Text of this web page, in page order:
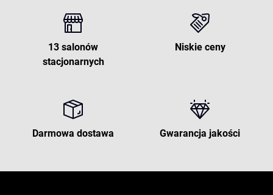
13 salonów
stacjonarnych
Niskie ceny
Darmowa dostawa Gwarancja jakości